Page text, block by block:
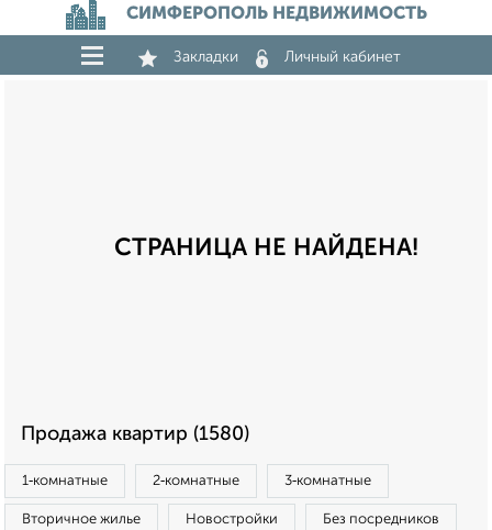
СИМФЕРОПОЛЬ НЕДВИЖИМОСТЬ
Закладки Личный кабинет
СТРАНИЦА НЕ НАЙДЕНА!
Продажа квартир (1580)
1‑комнатные 2‑комнатные 3‑комнатные
Вторичное жилье Новостройки Без посредников